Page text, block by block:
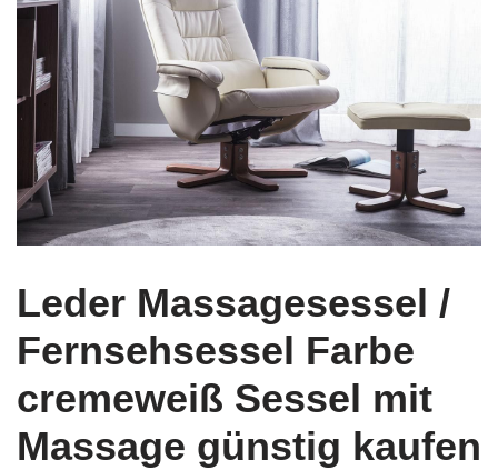
Leder Massagesessel /
Fernsehsessel Farbe
cremeweiß Sessel mit
Massage günstig kaufen